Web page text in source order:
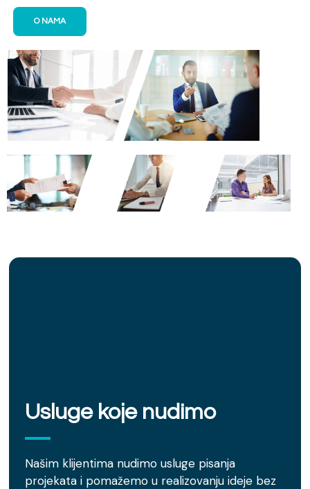
O NAMA
Usluge koje nudimo
Našim klijentima nudimo usluge pisanja
projekata i pomažemo u realizovanju ideje bez